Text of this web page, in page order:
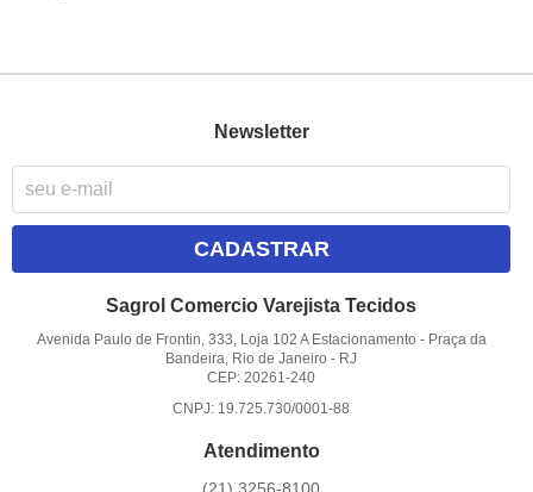
Newsletter
CADASTRAR
Sagrol Comercio Varejista Tecidos
Avenida Paulo de Frontin, 333, Loja 102 A Estacionamento - Praça da
Bandeira, Rio de Janeiro - RJ
CEP: 20261-240
CNPJ: 19.725.730/0001-88
Atendimento
(21) 3256-8100